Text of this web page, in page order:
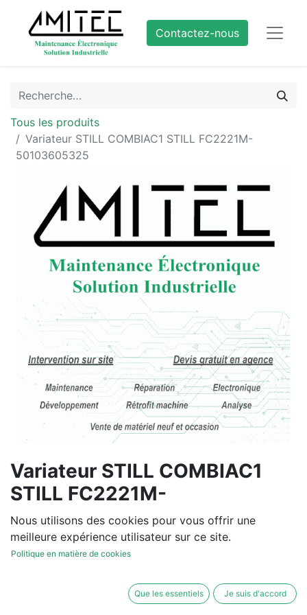
Contactez-nous
Tous les produits
Variateur STILL COMBIAC1 STILL FC2221M-
50103605325
Variateur STILL COMBIAC1
STILL FC2221M-
50103605325
Vous souhaitez un devis de
réparation ou de vente, un
diagnostic sur site?
Nous utilisons des cookies pour vous offrir une
meilleure expérience utilisateur sur ce site.
Politique en matière de cookies
Que les essentiels Je suis d'accord